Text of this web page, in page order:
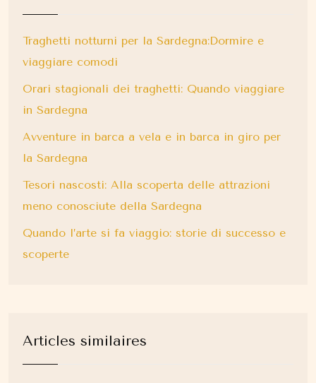
Traghetti notturni per la Sardegna:Dormire e
viaggiare comodi
Orari stagionali dei traghetti: Quando viaggiare
in Sardegna
Avventure in barca a vela e in barca in giro per
la Sardegna
Tesori nascosti: Alla scoperta delle attrazioni
meno conosciute della Sardegna
Quando l’arte si fa viaggio: storie di successo e
scoperte
Articles similaires